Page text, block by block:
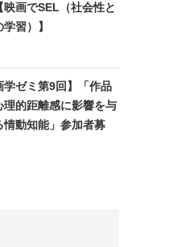
映画でSEL（社会性と
習）】
学ゼミ第9回】「作品
理的距離感に影響を与
情動知能」参加者募